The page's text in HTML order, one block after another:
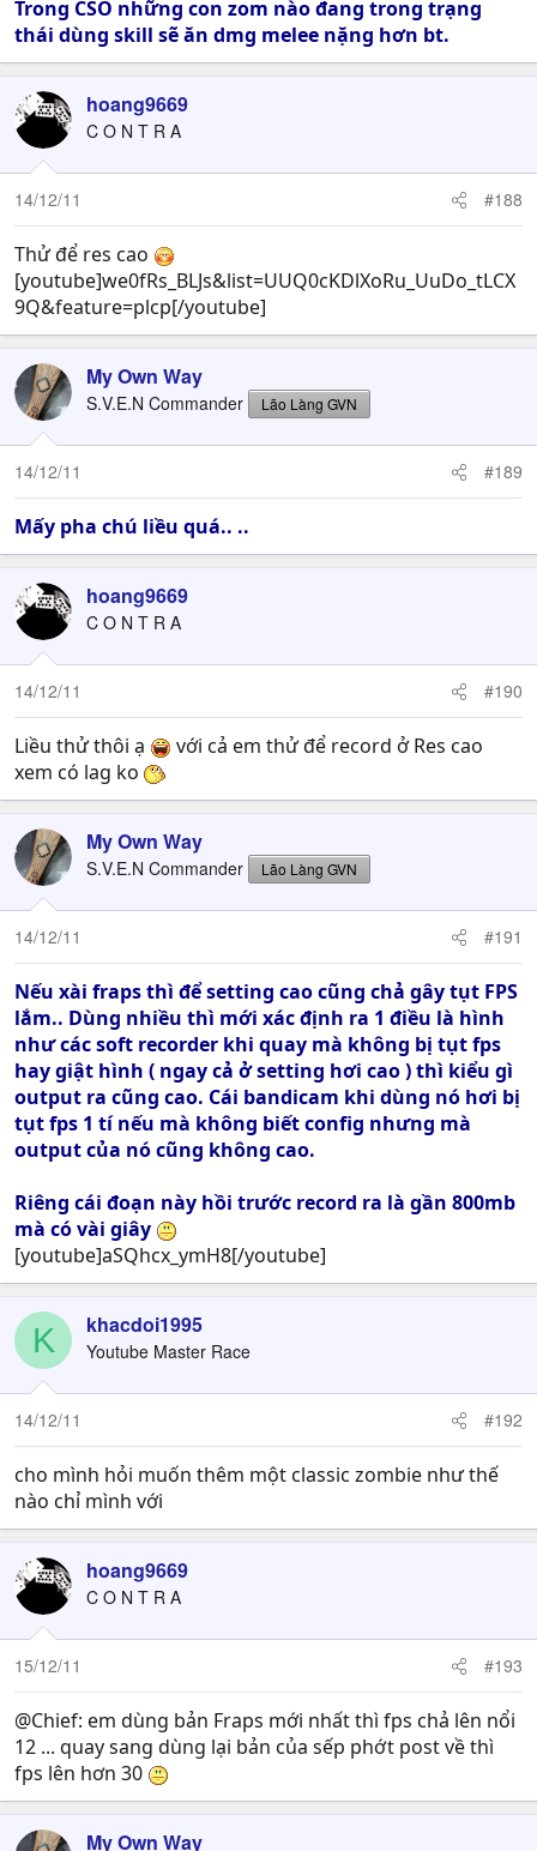
Trong CSO những con zom nào đang trong trạng
thái dùng skill sẽ ăn dmg melee nặng hơn bt.
hoang9669
C O N T R A
14/12/11 #188
Thử để res cao
[youtube]we0fRs_BLJs&list=UUQ0cKDlXoRu_UuDo_tLCX
9Q&feature=plcp[/youtube]
My Own Way
S.V.E.N Commander Lão Làng GVN
14/12/11 #189
Mấy pha chú liều quá.. ..
hoang9669
C O N T R A
14/12/11 #190
Liều thử thôi ạ
với cả em thử để record ở Res cao
xem có lag ko
My Own Way
S.V.E.N Commander Lão Làng GVN
14/12/11 #191
Nếu xài fraps thì để setting cao cũng chả gây tụt FPS
lắm.. Dùng nhiều thì mới xác định ra 1 điều là hình
như các soft recorder khi quay mà không bị tụt fps
hay giật hình ( ngay cả ở setting hơi cao ) thì kiểu gì
output ra cũng cao. Cái bandicam khi dùng nó hơi bị
tụt fps 1 tí nếu mà không biết config nhưng mà
output của nó cũng không cao.
Riêng cái đoạn này hồi trước record ra là gần 800mb
mà có vài giây
[youtube]aSQhcx_ymH8[/youtube]
K khacdoi1995
Youtube Master Race
14/12/11 #192
cho mình hỏi muốn thêm một classic zombie như thế
nào chỉ mình với
hoang9669
C O N T R A
15/12/11 #193
@Chief: em dùng bản Fraps mới nhất thì fps chả lên nổi
12 ... quay sang dùng lại bản của sếp phớt post về thì
fps lên hơn 30
My Own Way